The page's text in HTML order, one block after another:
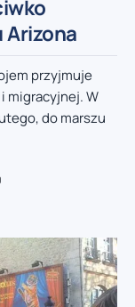
przyjmuje
migracyjnej. W
do marszu